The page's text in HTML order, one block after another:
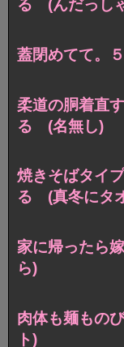
る (んだっし
蓋閉めてて。
柔道の胴着直
る (名無し)
焼きそばタイ
る (真冬にタ
家に帰ったら
ら)
肉体も麺もの
ト)